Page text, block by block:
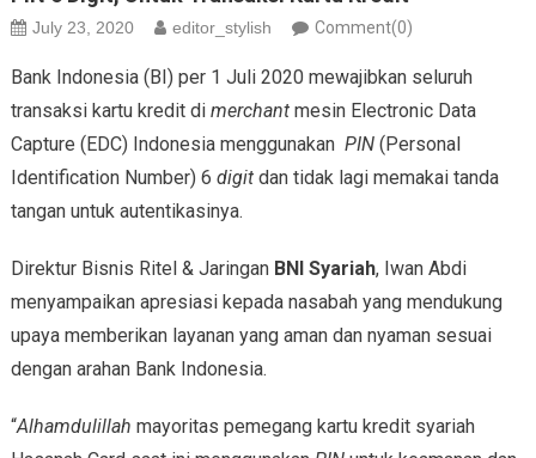
July 23, 2020 editor_stylish Comment(0)
Bank Indonesia (BI) per 1 Juli 2020 mewajibkan seluruh
transaksi kartu kredit di merchantmesin Electronic Data
Capture (EDC) Indonesia menggunakan PIN(Personal
Identification Number) 6 digit dan tidak lagi memakai tanda
tangan untuk autentikasinya.
Direktur Bisnis Ritel & Jaringan BNI Syariah, Iwan Abdi
menyampaikan apresiasi kepada nasabah yang mendukung
upaya memberikan layanan yang aman dan nyaman sesuai
dengan arahan Bank Indonesia.
“Alhamdulillah mayoritas pemegang kartu kredit syariah